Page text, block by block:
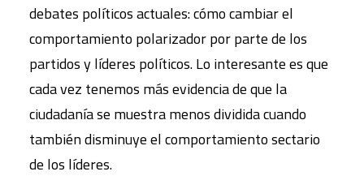
debates políticos actuales: cómo cambiar el
comportamiento polarizador por parte de los
partidos y líderes políticos. Lo interesante es que
cada vez tenemos más evidencia de que la
ciudadanía se muestra menos dividida cuando
también disminuye el comportamiento sectario
de los líderes.